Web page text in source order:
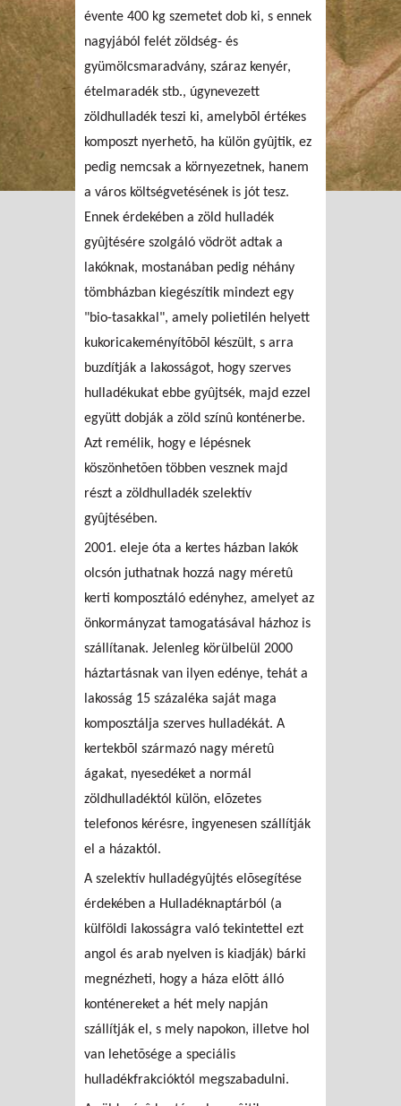
évente 400 kg szemetet dob ki, s ennek
nagyjából felét zöldség- és
gyümölcsmaradvány, száraz kenyér,
ételmaradék stb., úgynevezett
zöldhulladék teszi ki, amelybõl értékes
komposzt nyerhetõ, ha külön gyûjtik, ez
pedig nemcsak a környezetnek, hanem
a város költségvetésének is jót tesz.
Ennek érdekében a zöld hulladék
gyûjtésére szolgáló vödröt adtak a
lakóknak, mostanában pedig néhány
tömbházban kiegészítik mindezt egy
"bio-tasakkal", amely polietilén helyett
kukoricakeményítõbõl készült, s arra
buzdítják a lakosságot, hogy szerves
hulladékukat ebbe gyûjtsék, majd ezzel
együtt dobják a zöld színû konténerbe.
Azt remélik, hogy e lépésnek
köszönhetõen többen vesznek majd
részt a zöldhulladék szelektív
gyûjtésében.
2001. eleje óta a kertes házban lakók
olcsón juthatnak hozzá nagy méretû
kerti komposztáló edényhez, amelyet az
önkormányzat tamogatásával házhoz is
szállítanak. Jelenleg körülbelül 2000
háztartásnak van ilyen edénye, tehát a
lakosság 15 százaléka saját maga
komposztálja szerves hulladékát. A
kertekbõl származó nagy méretû
ágakat, nyesedéket a normál
zöldhulladéktól külön, elõzetes
telefonos kérésre, ingyenesen szállítják
el a házaktól.
A szelektív hulladégyûjtés elõsegítése
érdekében a Hulladéknaptárból (a
külföldi lakosságra való tekintettel ezt
angol és arab nyelven is kiadják) bárki
megnézheti, hogy a háza elõtt álló
konténereket a hét mely napján
szállítják el, s mely napokon, illetve hol
van lehetõsége a speciális
hulladékfrakcióktól megszabadulni.